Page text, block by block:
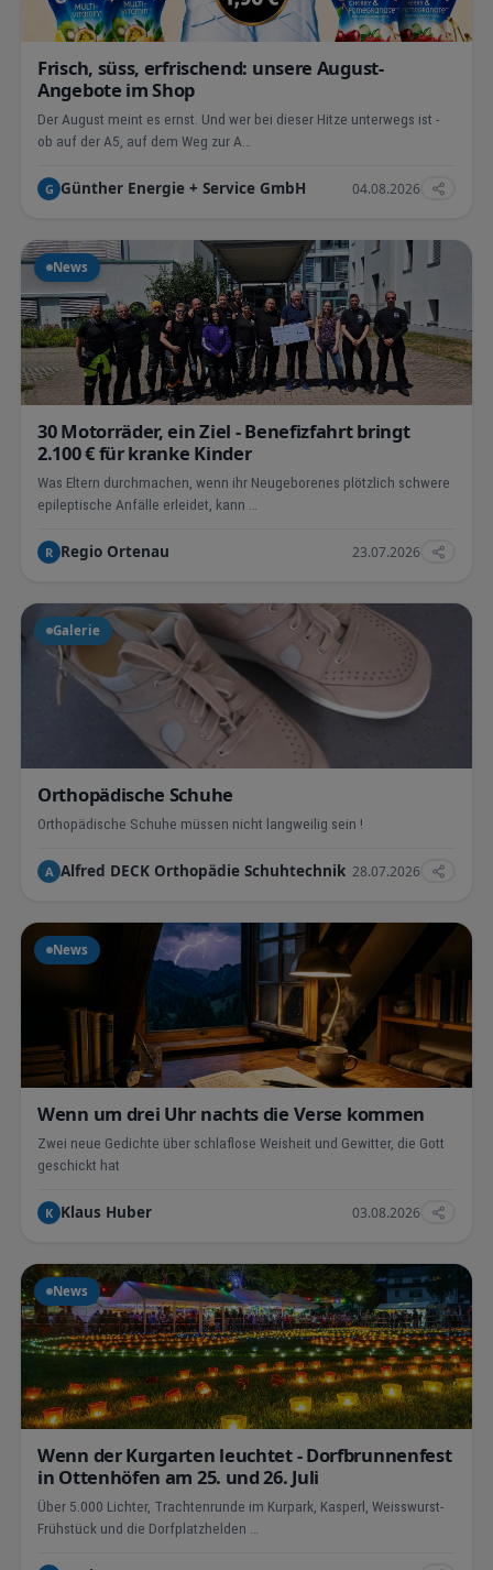
Frisch, süss, erfrischend: unsere August-
Angebote im Shop
Der August meint es ernst. Und wer bei dieser Hitze unterwegs ist -
ob auf der A5, auf dem Weg zur A…
G Günther Energie + Service GmbH 04.08.2026
News
30 Motorräder, ein Ziel - Benefizfahrt bringt
2.100 € für kranke Kinder
Was Eltern durchmachen, wenn ihr Neugeborenes plötzlich schwere
epileptische Anfälle erleidet, kann …
R Regio Ortenau 23.07.2026
Galerie
Orthopädische Schuhe
Orthopädische Schuhe müssen nicht langweilig sein !
A Alfred DECK Orthopädie Schuhtechnik 28.07.2026
News
Wenn um drei Uhr nachts die Verse kommen
Zwei neue Gedichte über schlaflose Weisheit und Gewitter, die Gott
geschickt hat
K Klaus Huber 03.08.2026
News
Wenn der Kurgarten leuchtet - Dorfbrunnenfest
in Ottenhöfen am 25. und 26. Juli
Über 5.000 Lichter, Trachtenrunde im Kurpark, Kasperl, Weisswurst-
Frühstück und die Dorfplatzhelden …